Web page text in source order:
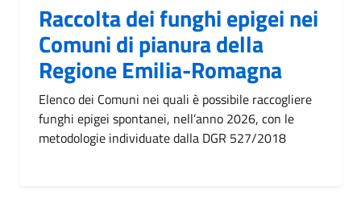
Raccolta dei funghi epigei nei
Comuni di pianura della
Regione Emilia-Romagna
Elenco dei Comuni nei quali è possibile raccogliere
funghi epigei spontanei, nell’anno 2026, con le
metodologie individuate dalla DGR 527/2018